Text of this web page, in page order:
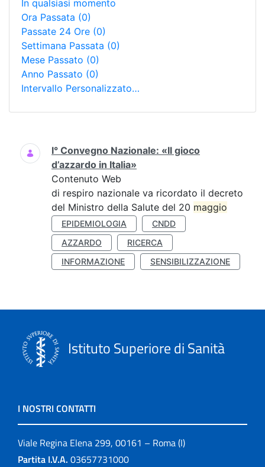
In qualsiasi momento
Ora Passata (0)
Passate 24 Ore (0)
Settimana Passata (0)
Mese Passato (0)
Anno Passato (0)
Intervallo Personalizzato…
Ricerca
I° Convegno Nazionale: «Il gioco
d’azzardo in Italia»
Contenuto Web
di respiro nazionale va ricordato il decreto
del Ministro della Salute del 20 maggio
EPIDEMIOLOGIA
CNDD
AZZARDO
RICERCA
INFORMAZIONE
SENSIBILIZZAZIONE
Istituto Superiore di Sanità
I NOSTRI CONTATTI
Viale Regina Elena 299, 00161 – Roma (I)
Partita I.V.A. 03657731000